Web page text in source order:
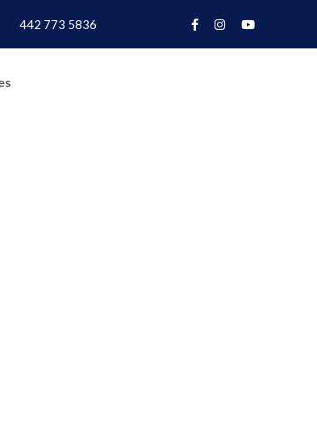
442 773 5836